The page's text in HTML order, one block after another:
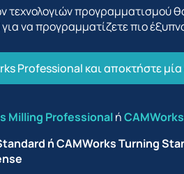
προγραμματισμού
να προγραμματίζετε πιο
Professional και αποκτήστε
Milling Professionalή
ή CAMWorks Turning